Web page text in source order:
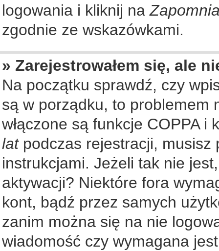
logowania i kliknij na
zgodnie ze wskazówkami.
» Zarejestrowałem się, ale
Na początku sprawdź, czy
są w porządku, to problemem
włączone są funkcje COPPA i
latpodczas rejestracji, musisz
instrukcjami. Jeżeli tak nie
aktywacji? Niektóre fora
kont, bądź przez samych
zanim można się na nie
wiadomość czy wymagana